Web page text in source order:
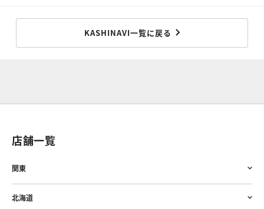
KASHINAVI一覧に戻る
店舗一覧
関東
北海道